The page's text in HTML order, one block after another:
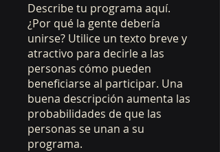
Describe tu programa aquí.
¿Por qué la gente debería
unirse? Utilice un texto breve y
atractivo para decirle a las
personas cómo pueden
beneficiarse al participar. Una
buena descripción aumenta las
probabilidades de que las
personas se unan a su
programa.